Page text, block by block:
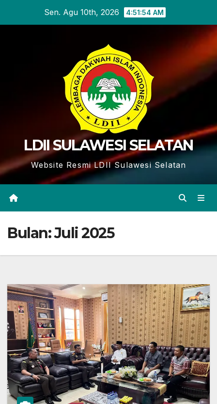
Sen. Agu 10th, 2026 4:51:55 AM
LDII SULAWESI SELATAN
Website Resmi LDII Sulawesi Selatan
Bulan:Juli 2025